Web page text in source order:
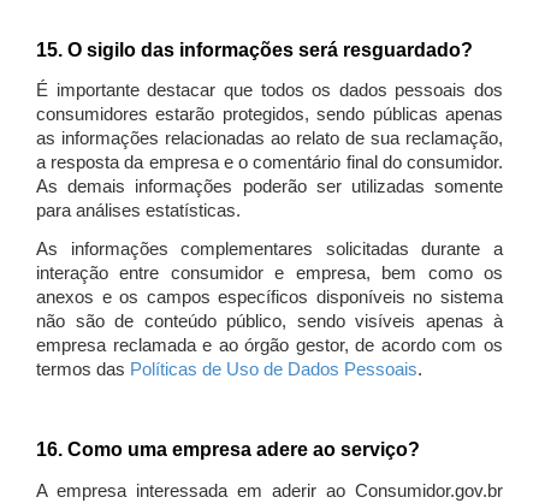
15. O sigilo das informações será resguardado?
É importante destacar que todos os dados pessoais dos
consumidores estarão protegidos, sendo públicas apenas
as informações relacionadas ao relato de sua reclamação,
a resposta da empresa e o comentário final do consumidor.
As demais informações poderão ser utilizadas somente
para análises estatísticas.
As informações complementares solicitadas durante a
interação entre consumidor e empresa, bem como os
anexos e os campos específicos disponíveis no sistema
não são de conteúdo público, sendo visíveis apenas à
empresa reclamada e ao órgão gestor, de acordo com os
termos das Políticas de Uso de Dados Pessoais.
16. Como uma empresa adere ao serviço?
A empresa interessada em aderir ao Consumidor.gov.br